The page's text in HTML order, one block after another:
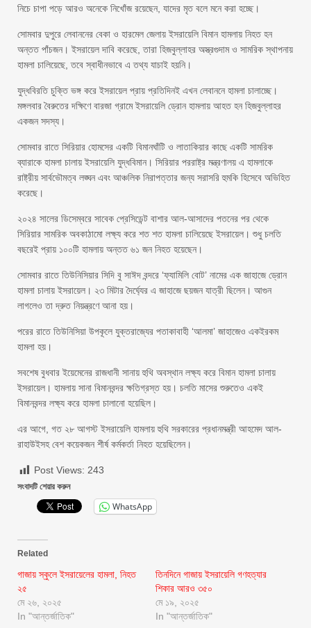
নিচে চাপা পড়ে আরও অনেকে নিখোঁজ রয়েছেন, যাদের মৃত বলে মনে করা হচ্ছে।
সোমবার দুপুরে লেবাননের বেকা ও হারমেল জেলায় ইসরায়েলি বিমান হামলায় নিহত হন
অন্তত পাঁচজন। ইসরায়েল দাবি করেছে, তারা হিজবুল্লাহর অস্ত্রগুদাম ও সামরিক স্থাপনায়
হামলা চালিয়েছে, তবে স্বাধীনভাবে এ তথ্য যাচাই হয়নি।
যুদ্ধবিরতি চুক্তি ভঙ্গ করে ইসরায়েল প্রায় প্রতিদিনই এখন লেবাননে হামলা চালাচ্ছে।
মঙ্গলবার বৈরুতের দক্ষিণে বারজা গ্রামে ইসরায়েলি ড্রোন হামলায় আহত হন হিজবুল্লাহর
একজন সদস্য।
সোমবার রাতে সিরিয়ার হোমসের একটি বিমানঘাঁটি ও লাতাকিয়ার কাছে একটি সামরিক
ব্যারাকে হামলা চালায় ইসরায়েলি যুদ্ধবিমান। সিরিয়ার পররাষ্ট্র মন্ত্রণালয় এ হামলাকে
রাষ্ট্রীয় সার্বভৌমত্ব লঙ্ঘন এবং আঞ্চলিক নিরাপত্তার জন্য সরাসরি হুমকি হিসেবে অভিহিত
করেছে।
২০২৪ সালের ডিসেম্বরে সাবেক প্রেসিডেন্ট বাশার আল-আসাদের পতনের পর থেকে
সিরিয়ার সামরিক অবকাঠামো লক্ষ্য করে শত শত হামলা চালিয়েছে ইসরায়েল। শুধু চলতি
বছরেই প্রায় ১০০টি হামলায় অন্তত ৬১ জন নিহত হয়েছেন।
সোমবার রাতে তিউনিসিয়ার সিদি বু সাঈদ বন্দরে ‘ফ্যামিলি বোট’ নামের এক জাহাজে ড্রোন
হামলা চালায় ইসরায়েল। ২৩ মিটার দৈর্ঘ্যের এ জাহাজে ছয়জন যাত্রী ছিলেন। আগুন
লাগলেও তা দ্রুত নিয়ন্ত্রণে আনা হয়।
পরের রাতে তিউনিসিয়া উপকূলে যুক্তরাজ্যের পতাকাবাহী ‘আলমা’ জাহাজেও একইরকম
হামলা হয়।
সবশেষ বুধবার ইয়েমেনের রাজধানী সানায় হুথি অবস্থান লক্ষ্য করে বিমান হামলা চালায়
ইসরায়েল। হামলায় সানা বিমানবন্দর ক্ষতিগ্রস্ত হয়। চলতি মাসের শুরুতেও একই
বিমানবন্দর লক্ষ্য করে হামলা চালানো হয়েছিল।
এর আগে, গত ২৮ আগস্ট ইসরায়েলি হামলায় হুথি সরকারের প্রধানমন্ত্রী আহমেদ আল-
রাহাউইসহ বেশ কয়েকজন শীর্ষ কর্মকর্তা নিহত হয়েছিলেন।
Post Views: 243
সংবাদটি শেয়ার করুন
WhatsApp
Related
গাজায় স্কুলে ইসরায়েলের হামলা, নিহত
২৫
মে ২৬, ২০২৫
In "আন্তর্জাতিক"
তিনদিনে গাজায় ইসরায়েলি গণহত্যার
শিকার আরও ৩৫০
মে ১৯, ২০২৫
In "আন্তর্জাতিক"